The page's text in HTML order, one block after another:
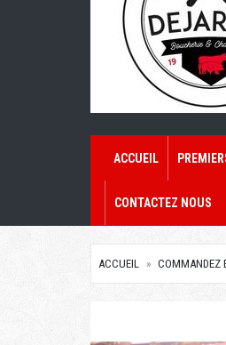
ACCUEIL
CONTACTEZ NOUS
ACCUEIL COMMANDEZ